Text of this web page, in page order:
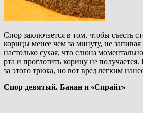
Спор заключается в том, чтобы съесть
корицы менее чем за минуту, не
настолько сухая, что слюна
рта и проглотить корицу не
за этого трюка, но вот вред легким
Спор девятый. Банан и «Спрайт»